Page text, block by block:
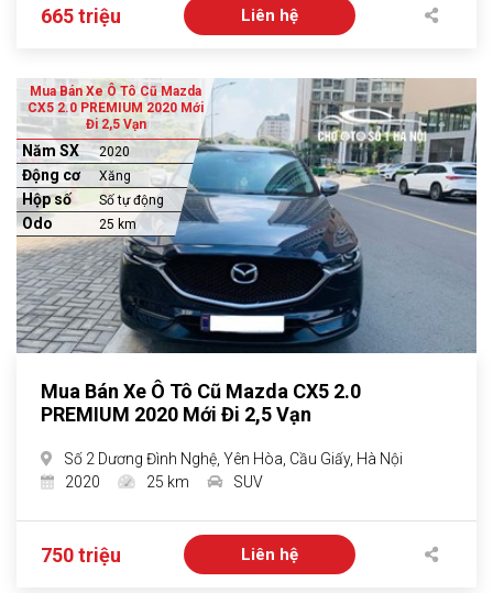
665 triệu Liên hệ
Mua Bán Xe Ô Tô Cũ Mazda
CX5 2.0 PREMIUM 2020 Mới
Đi 2,5 Vạn
Năm SX 2020
Động cơ Xăng
Hộp số Số tự động
Odo 25 km
Mua Bán Xe Ô Tô Cũ Mazda CX5 2.0
PREMIUM 2020 Mới Đi 2,5 Vạn
Số 2 Dương Đình Nghệ, Yên Hòa, Cầu Giấy, Hà Nội
2020
25 km SUV
750 triệu Liên hệ